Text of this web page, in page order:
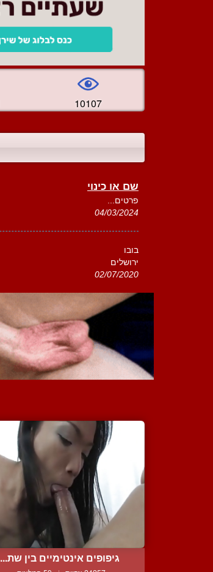
10107
שם או כינוי
פרטים...
04/03/2024
בובו
ירושלים
02/07/2020
גיפופים אינטימיים בין שת...